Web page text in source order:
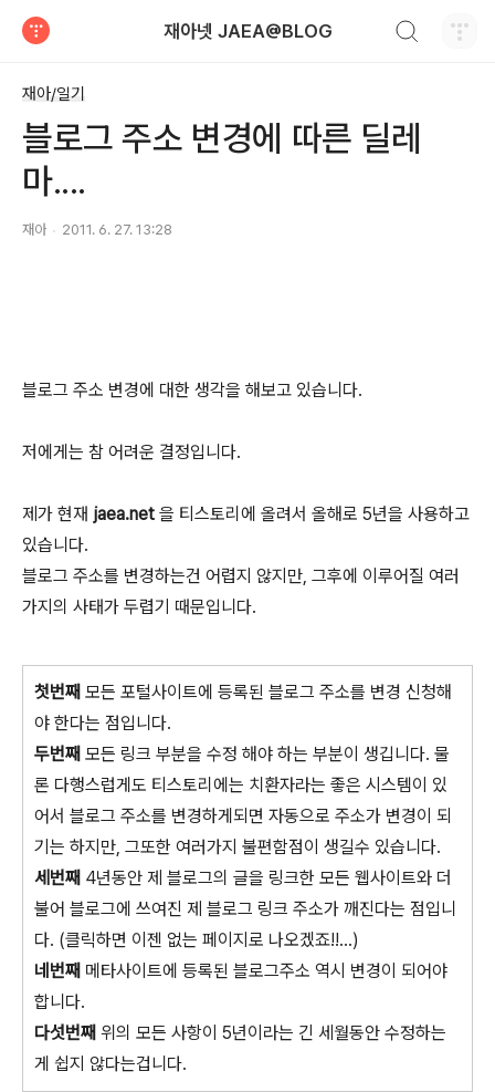
재아넷 JAEA@BLOG
재아/일기
블로그 주소 변경에 따른 딜레
마....
재아 2011. 6. 27. 13:28
블로그 주소 변경에 대한 생각을 해보고 있습니다.
저에게는 참 어려운 결정입니다.
제가 현재 jaea.net 을 티스토리에 올려서 올해로 5년을 사용하고
있습니다.
블로그 주소를 변경하는건 어렵지 않지만, 그후에 이루어질 여러
가지의 사태가 두렵기 때문입니다.
첫번째 모든 포털사이트에 등록된 블로그 주소를 변경 신청해
야 한다는 점입니다.
두번째 모든 링크 부분을 수정 해야 하는 부분이 생깁니다. 물
론 다행스럽게도 티스토리에는 치환자라는 좋은 시스템이 있
어서 블로그 주소를 변경하게되면 자동으로 주소가 변경이 되
기는 하지만, 그또한 여러가지 불편함점이 생길수 있습니다.
세번째 4년동안 제 블로그의 글을 링크한 모든 웹사이트와 더
불어 블로그에 쓰여진 제 블로그 링크 주소가 깨진다는 점입니
다. (클릭하면 이젠 없는 페이지로 나오겠죠!!...)
네번째 메타사이트에 등록된 블로그주소 역시 변경이 되어야
합니다.
다섯번째 위의 모든 사항이 5년이라는 긴 세월동안 수정하는
게 쉽지 않다는겁니다.